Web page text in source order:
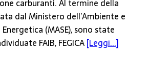
carburanti. Al termine della
dal Ministero dell’Ambiente e
(MASE), sono state
FAIB, FEGICA[Leggi...]